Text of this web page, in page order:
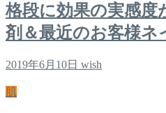
格段に効果の実感度
剤＆最近のお客様ネ
2019年6月10日 wish
肌